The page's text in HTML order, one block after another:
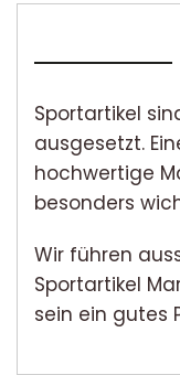
Sportartikel
ausgesetzt.
hochwertige
besonders
Wir führen
Sportartikel
sein ein gutes